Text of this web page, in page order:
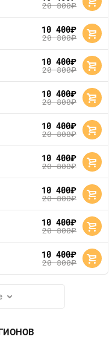
20 800руб.
10 400руб.
20 800руб.
10 400руб.
20 800руб.
10 400руб.
20 800руб.
10 400руб.
20 800руб.
10 400руб.
20 800руб.
10 400руб.
20 800руб.
10 400руб.
20 800руб.
10 400руб.
20 800руб.